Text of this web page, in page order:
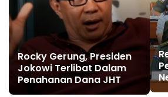
Rocky Gerung, Presiden
Jokowi Terlibat Dalam
Penahanan Dana JHT